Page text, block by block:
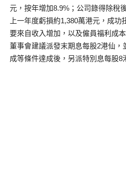
元，按年增加8.9%；公司錄得除稅
上一年度虧損約1,380萬港元，成
要來自收入增加，以及僱員福利成
董事會建議派發末期息每股2港仙
成等條件達成後，另派特別息每股8